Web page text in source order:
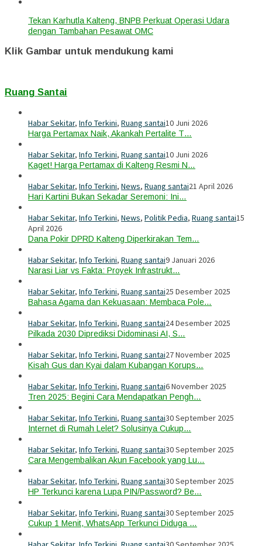
Tekan Karhutla Kalteng, BNPB Perkuat Operasi Udara
dengan Tambahan Pesawat OMC
Klik Gambar untuk mendukung kami
Ruang Santai
Habar Sekitar, Info Terkini, Ruang santai10 Juni 2026
Harga Pertamax Naik, Akankah Pertalite T…
Habar Sekitar, Info Terkini, Ruang santai10 Juni 2026
Kaget! Harga Pertamax di Kalteng Resmi N…
Habar Sekitar, Info Terkini, News, Ruang santai21 April 2026
Hari Kartini Bukan Sekadar Seremoni: Ini…
Habar Sekitar, Info Terkini, News, Politik Pedia, Ruang santai15
April 2026
Dana Pokir DPRD Kalteng Diperkirakan Tem…
Habar Sekitar, Info Terkini, Ruang santai9 Januari 2026
Narasi Liar vs Fakta: Proyek Infrastrukt…
Habar Sekitar, Info Terkini, Ruang santai25 Desember 2025
Bahasa Agama dan Kekuasaan: Membaca Pole…
Habar Sekitar, Info Terkini, Ruang santai24 Desember 2025
Pilkada 2030 Diprediksi Didominasi AI, S…
Habar Sekitar, Info Terkini, Ruang santai27 November 2025
Kisah Gus dan Kyai dalam Kubangan Korups…
Habar Sekitar, Info Terkini, Ruang santai6 November 2025
Tren 2025: Begini Cara Mendapatkan Pengh…
Habar Sekitar, Info Terkini, Ruang santai30 September 2025
Internet di Rumah Lelet? Solusinya Cukup…
Habar Sekitar, Info Terkini, Ruang santai30 September 2025
Cara Mengembalikan Akun Facebook yang Lu…
Habar Sekitar, Info Terkini, Ruang santai30 September 2025
HP Terkunci karena Lupa PIN/Password? Be…
Habar Sekitar, Info Terkini, Ruang santai30 September 2025
Cukup 1 Menit, WhatsApp Terkunci Diduga …